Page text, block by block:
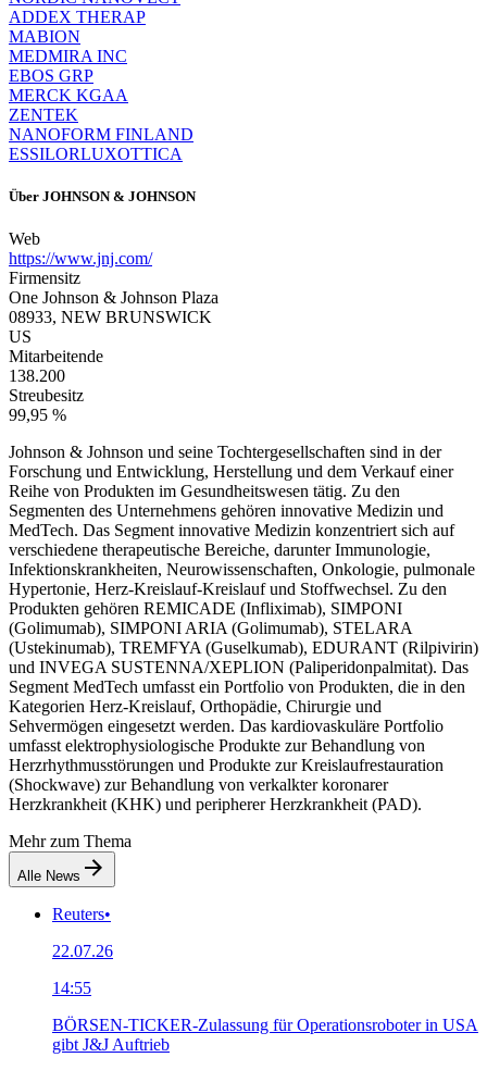
ADDEX THERAP
MABION
MEDMIRA INC
EBOS GRP
MERCK KGAA
ZENTEK
NANOFORM FINLAND
ESSILORLUXOTTICA
Über JOHNSON & JOHNSON
Web
https://www.jnj.com/
Firmensitz
One Johnson & Johnson Plaza
08933, NEW BRUNSWICK
US
Mitarbeitende
138.200
Streubesitz
99,95 %
Johnson & Johnson und seine Tochtergesellschaften sind in der
Forschung und Entwicklung, Herstellung und dem Verkauf einer
Reihe von Produkten im Gesundheitswesen tätig. Zu den
Segmenten des Unternehmens gehören innovative Medizin und
MedTech. Das Segment innovative Medizin konzentriert sich auf
verschiedene therapeutische Bereiche, darunter Immunologie,
Infektionskrankheiten, Neurowissenschaften, Onkologie, pulmonale
Hypertonie, Herz-Kreislauf-Kreislauf und Stoffwechsel. Zu den
Produkten gehören REMICADE (Infliximab), SIMPONI
(Golimumab), SIMPONI ARIA (Golimumab), STELARA
(Ustekinumab), TREMFYA (Guselkumab), EDURANT (Rilpivirin)
und INVEGA SUSTENNA/XEPLION (Paliperidonpalmitat). Das
Segment MedTech umfasst ein Portfolio von Produkten, die in den
Kategorien Herz-Kreislauf, Orthopädie, Chirurgie und
Sehvermögen eingesetzt werden. Das kardiovaskuläre Portfolio
umfasst elektrophysiologische Produkte zur Behandlung von
Herzrhythmusstörungen und Produkte zur Kreislaufrestauration
(Shockwave) zur Behandlung von verkalkter koronarer
Herzkrankheit (KHK) und peripherer Herzkrankheit (PAD).
Mehr zum Thema
Alle News
Reuters•
22.07.26
14:55
BÖRSEN-TICKER-Zulassung für Operationsroboter in USA
gibt J&J Auftrieb